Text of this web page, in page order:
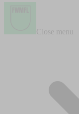
Close menu